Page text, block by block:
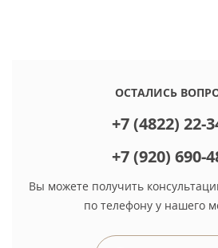
ОСТАЛИСЬ
+7 (4822) 22-
+7 (920) 690-
Вы можете получить
по телефону у нашего